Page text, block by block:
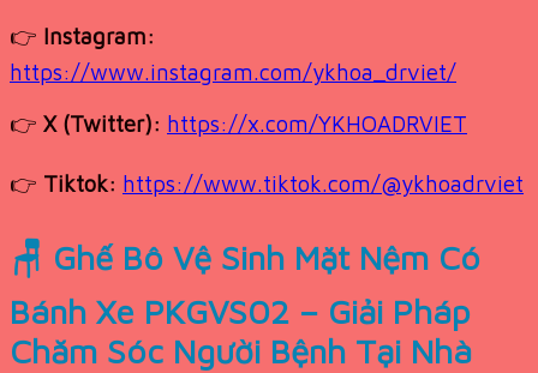
👉 Instagram:
https://www.instagram.com/ykhoa_drviet/
👉 X (Twitter): https://x.com/YKHOADRVIET
👉 Tiktok: https://www.tiktok.com/@ykhoadrviet
🪑 Ghế Bô Vệ Sinh Mặt Nệm Có
Bánh Xe PKGVS02 – Giải Pháp
Chăm Sóc Người Bệnh Tại Nhà